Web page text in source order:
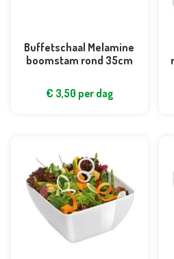
Buffetschaal Melamine
boomstam rond 35cm
€ 3,50 per dag